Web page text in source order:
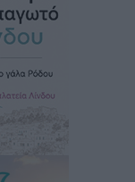
σαν ταινία
της Χαρούλας
οδήγησαν στο
Αυγούστου